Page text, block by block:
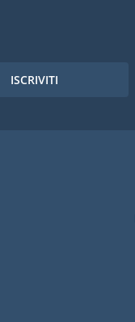
ISCRIVITI